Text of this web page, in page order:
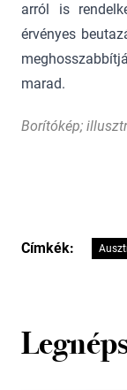
arról is
érvényes
marad.
Borítókép;
Címkék: